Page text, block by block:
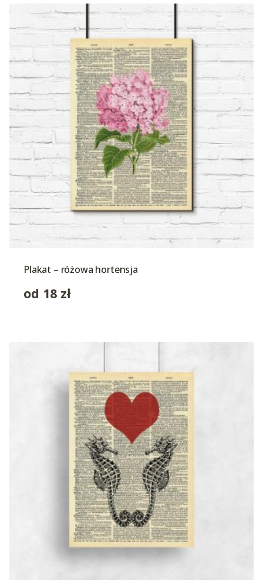
Plakat – różowa hortensja
od 18 zł